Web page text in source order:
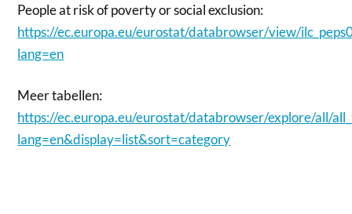
People at risk of poverty or social exclusion:
https://ec.europa.eu/eurostat/databrowser/view/
lang=en
Meer tabellen:
https://ec.europa.eu/eurostat/databrowser/explore/all/
lang=en&display=list&sort=category